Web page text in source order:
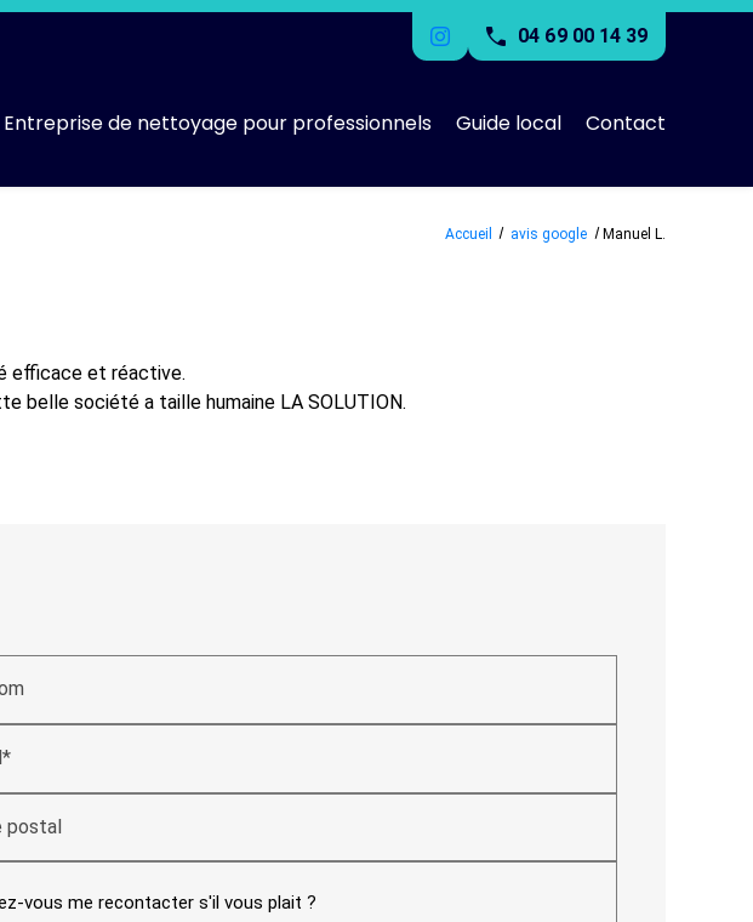
04 69 00 14 39
Entreprise de nettoyage pour professionnels Guide local Contact
Accueil avis google Manuel L.
efficace et réactive.
belle société a taille humaine LA SOLUTION.
postal